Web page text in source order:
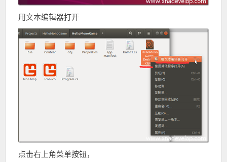
用文本编辑器打开
点击右上角菜单按钮，